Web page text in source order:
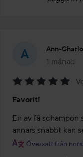
Ann-
1 månad
Inlägget
5
av
5
Favorit!
En av få schampon
annars snabbt kan
Översatt från